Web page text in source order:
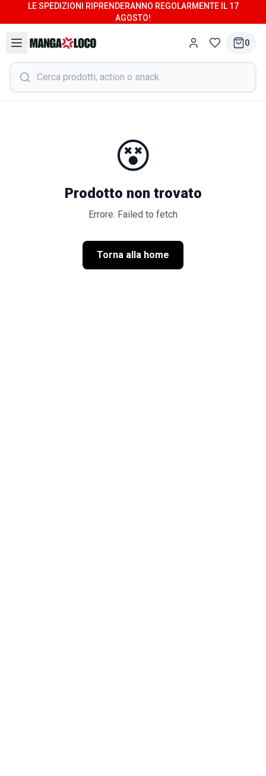
LE SPEDIZIONI RIPRENDERANNO REGOLARMENTE IL 17
AGOSTO!
0
😵
Prodotto non trovato
Errore: Failed to fetch
Torna alla home